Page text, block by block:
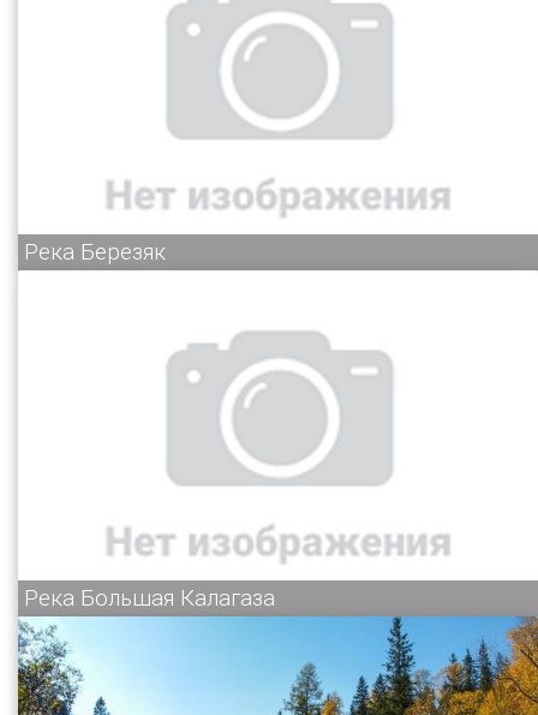
Река Березяк
Река Большая Калагаза